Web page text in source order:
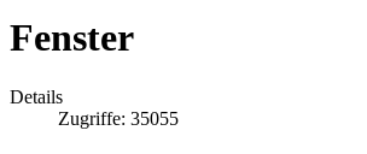
Fenster
Details
Zugriffe: 35055